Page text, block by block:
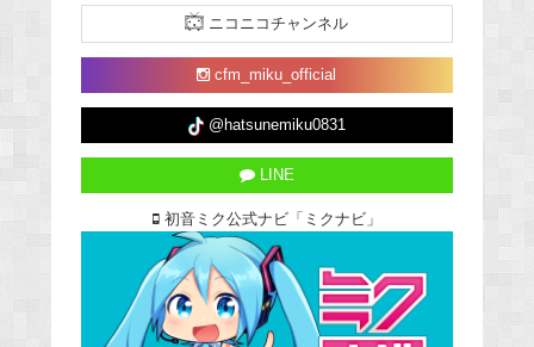
ニコニコチャンネル
cfm_miku_official
@hatsunemiku0831
LINE
初音ミク公式ナビ「ミクナビ」